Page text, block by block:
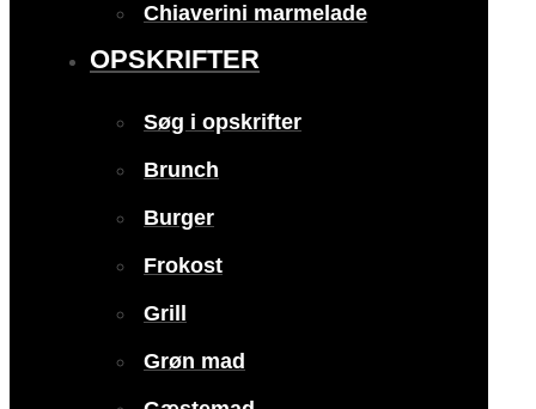
Chiaverini marmelade
OPSKRIFTER
Søg i opskrifter
Brunch
Burger
Frokost
Grill
Grøn mad